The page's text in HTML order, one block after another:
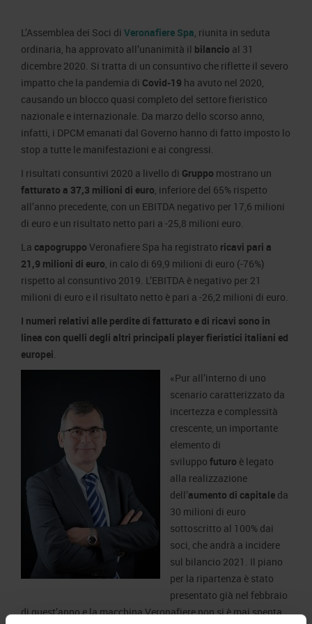
Parità di genere
Modello di Organizzazione, Gestione e Controllo
Codice Etico
Responsabilità Sociale d’Impresa
Responsabilità ambientale
Certificazioni riconosciute
Società trasparente
Compensi Organi Societari
Bilanci Societari
Servizi in quartiere per la stampa
Contatti Ufficio Stampa
Lavora con noi
Contatti
L’Assemblea dei Soci di Veronafiere Spa, riunita in seduta
ordinaria, ha approvato all’unanimità il bilancio al 31
dicembre 2020. Si tratta di un consuntivo che riflette il severo
impatto che la pandemia di Covid-19 ha avuto nel 2020,
causando un blocco quasi completo del settore fieristico
nazionale e internazionale. Da marzo dello scorso anno,
infatti, i DPCM emanati dal Governo hanno di fatto imposto lo
stop a tutte le manifestazioni e ai congressi.
I risultati consuntivi 2020 a livello di Gruppo mostrano un
fatturato a 37,3 milioni di euro, inferiore del 65% rispetto
all’anno precedente, con un EBITDA negativo per 17,6 milioni
di euro e un risultato netto pari a -25,8 milioni euro.
La capogruppo Veronafiere Spa ha registrato ricavi pari a
21,9 milioni di euro, in calo di 69,9 milioni di euro (-76%)
rispetto al consuntivo 2019. L’EBITDA è negativo per 21
milioni di euro e il risultato netto è pari a -26,2 milioni di euro.
I numeri relativi alle perdite di fatturato e di ricavi sono in
linea con quelli degli altri principali player fieristici italiani ed
europei.
«Pur all’interno di uno
scenario caratterizzato da
incertezza e complessità
crescente, un importante
elemento di
sviluppo futuro è legato
alla realizzazione
dell’aumento di capitale da
30 milioni di euro
sottoscritto al 100% dai
soci, che andrà a incidere
sul bilancio 2021. Il piano
per la ripartenza è stato
presentato già nel febbraio
di quest’anno e la macchina Veronafiere non si è mai spenta,